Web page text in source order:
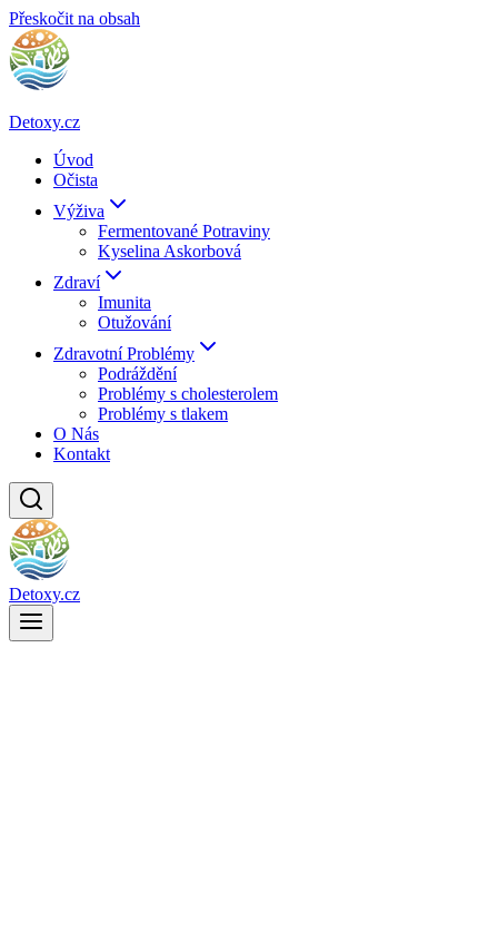
Přeskočit na obsah
Detoxy.cz
Úvod
Očista
Výživa
Fermentované Potraviny
Kyselina Askorbová
Zdraví
Imunita
Otužování
Zdravotní Problémy
Podráždění
Problémy s cholesterolem
Problémy s tlakem
O Nás
Kontakt
Detoxy.cz